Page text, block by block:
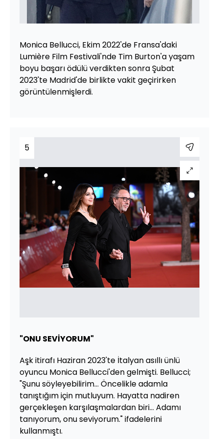
Monica Bellucci, Ekim 2022'de Fransa'daki
Lumière Film Festivali'nde Tim Burton'a yaşam
boyu başarı ödülü verdikten sonra Şubat
2023'te Madrid'de birlikte vakit geçirirken
görüntülenmişlerdi.
5
"ONU SEVİYORUM"
Aşk itirafı Haziran 2023'te İtalyan asıllı ünlü
oyuncu Monica Bellucci'den gelmişti. Bellucci;
"Şunu söyleyebilirim... Öncelikle adamla
tanıştığım için mutluyum. Hayatta nadiren
gerçekleşen karşılaşmalardan biri... Adamı
tanıyorum, onu seviyorum." ifadelerini
kullanmıştı.